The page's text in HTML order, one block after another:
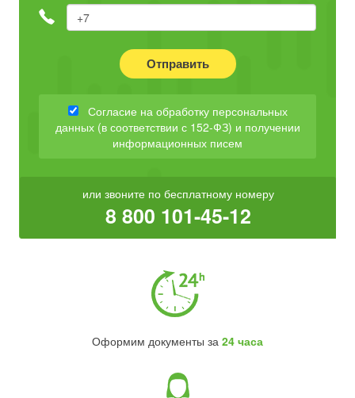
Отправить
Согласие на обработку персональных
данных (в соответствии с 152-ФЗ) и получении
информационных писем
или звоните по бесплатному номеру
8 800 101-45-12
Оформим документы за 24 часа